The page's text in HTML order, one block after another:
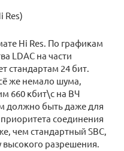
Res)
Hi Res. По графикам
LDAC на части
стандартам 24 бит.
же немало шума,
660 кбит\с на ВЧ
должно быть даже для
соединения
чем стандартный SBС,
высокого разрешения.